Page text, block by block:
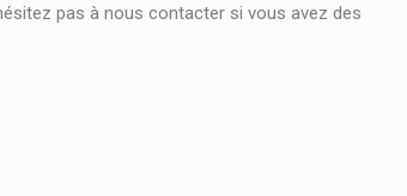
pas à nous contacter si vous avez des